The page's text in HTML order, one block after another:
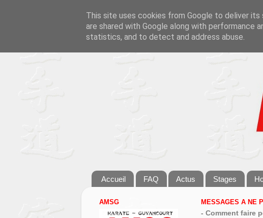
Accueil FAQ Actus Stages
MESSAGES A NE
- Comment faire
AMSG
This site uses cookies from Google to deliver
are shared with Google along with performance
statistics, and to detect and address abuse.